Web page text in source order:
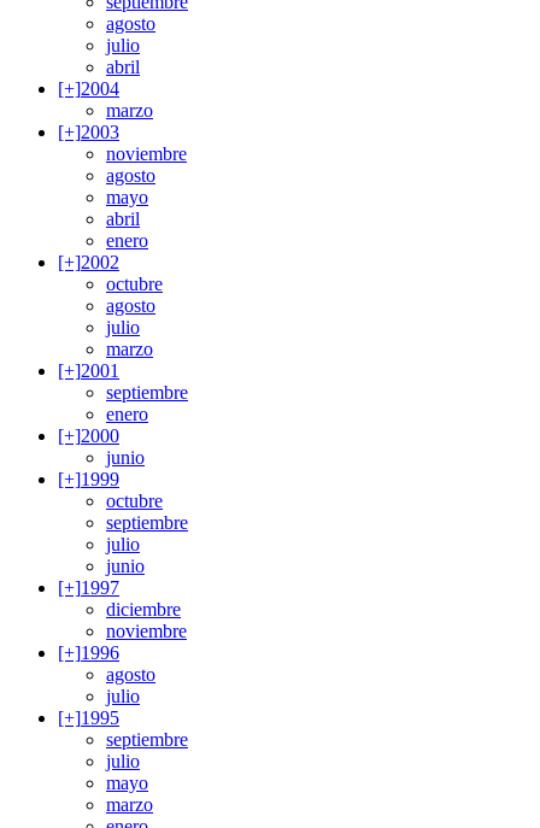
agosto
julio
abril
[+]2004
marzo
[+]2003
noviembre
agosto
mayo
abril
enero
[+]2002
octubre
agosto
julio
marzo
[+]2001
septiembre
enero
[+]2000
junio
[+]1999
octubre
septiembre
julio
junio
[+]1997
diciembre
noviembre
[+]1996
agosto
julio
[+]1995
septiembre
julio
mayo
marzo